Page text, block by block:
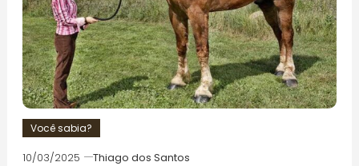
Você sabia?
10/03/2025
Thiago dos Santos